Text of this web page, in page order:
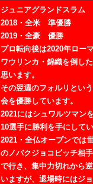
ジュニアグランドスラム
2018・全米 準優勝
2019・全豪 優勝
プロ転向後は2020年ロー
ワウリンカ・錦織を倒し
思います。
その翌週のフォルリとい
会を優勝しています。
2021にはシュワルツマン
10選手に勝利を手にしてい
2021・全仏オープンでは
のノバクジョコビッチ相
で行き、集中力切れから
いますが、退場時にはジ